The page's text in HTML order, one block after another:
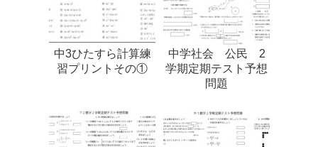
中3ひたすら計算練
習プリントその①
中学社会 公民 2
学期定期テスト予想
問題